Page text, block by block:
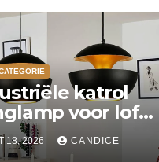
katrol
voor loft
18, 2026 CANDICE